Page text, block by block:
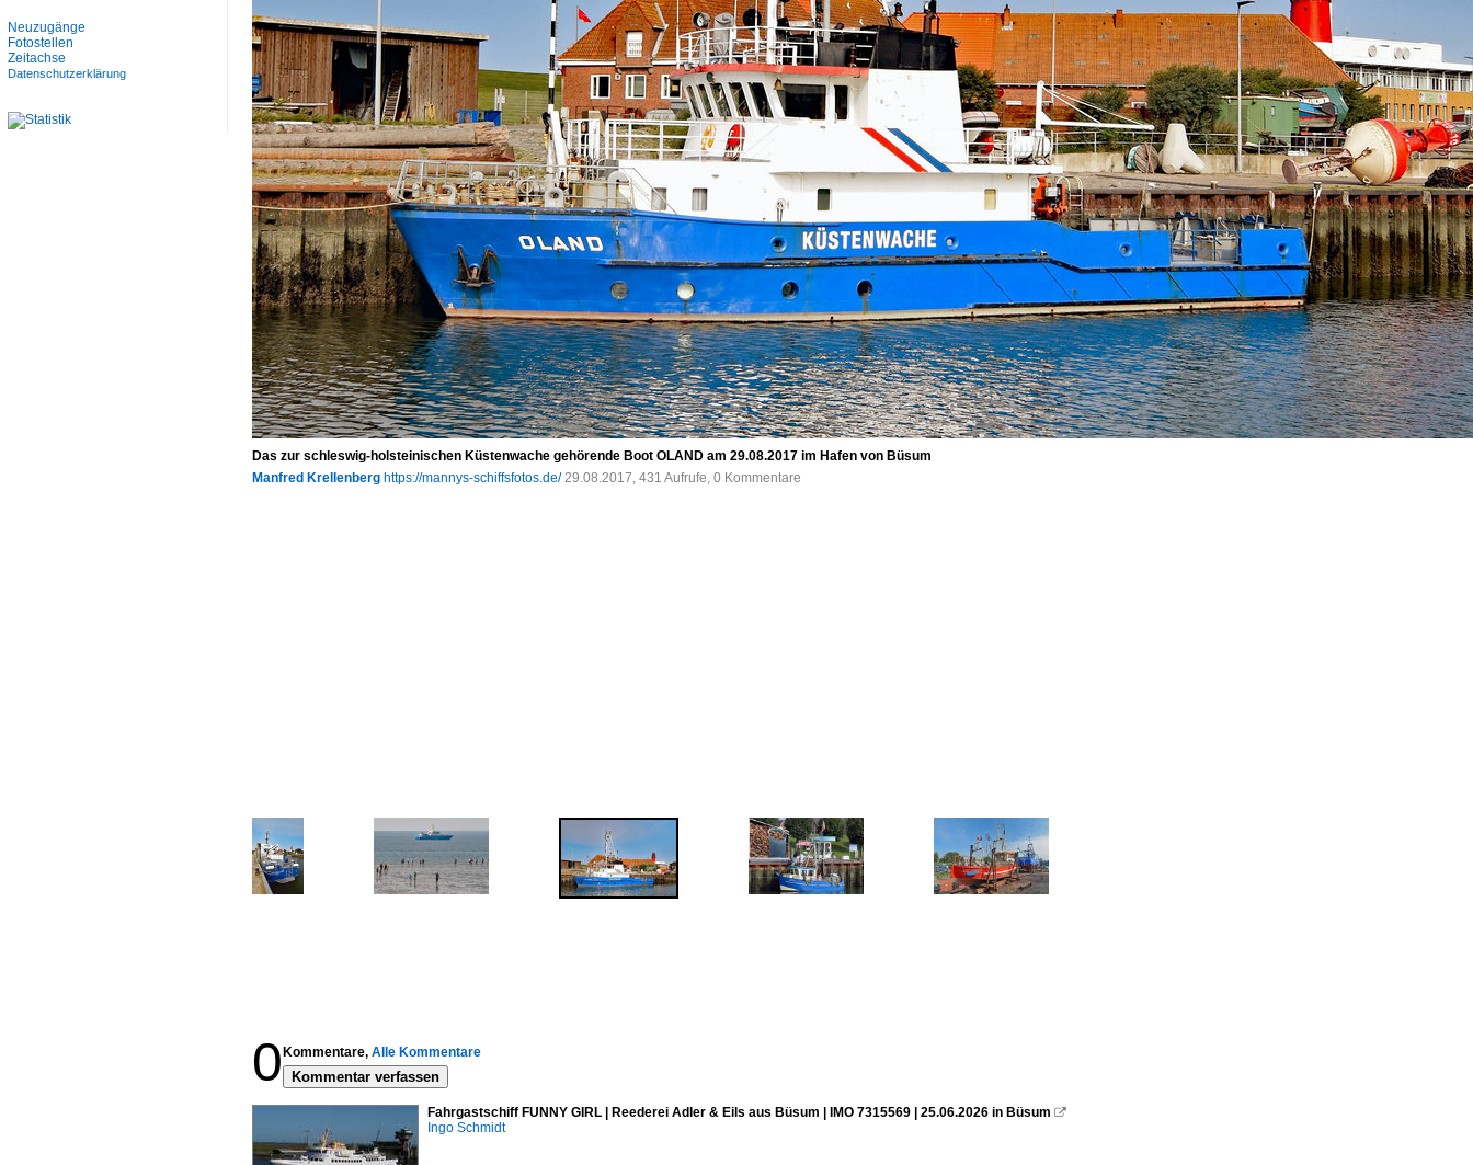
Das zur schleswig-holsteinischen Küstenwache gehörende Boot OLAND am 29.08.2017 im Hafen von Büsum
Manfred Krellenberg https://mannys-schiffsfotos.de/ 29.08.2017, 431 Aufrufe, 0 Kommentare
0 Kommentare, Alle Kommentare
Kommentar verfassen
Fahrgastschiff FUNNY GIRL | Reederei Adler & Eils aus Büsum | IMO 7315569 | 25.06.2026 in Büsum 
Ingo Schmidt
Neuzugänge
Fotostellen
Zeitachse
Datenschutzerklärung